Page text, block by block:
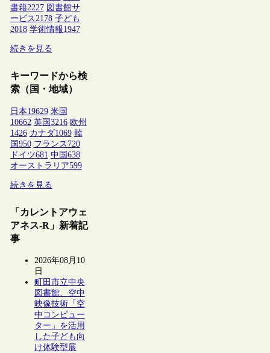
書籍2227 図書館サ
ービス2178 子ども
2018 学術情報1947
続きを見る
キーワードから検
索（国・地域）
日本19629 米国
10662 英国 3216 欧州
1426 カナダ1069 韓
国 950 フランス 720
ドイツ681 中国 638
オーストラリア599
続きを見る
「カレントアウェ
アネス-R」新着記
事
2026年08月10
日
町田市立中央
図書館、空中
映像技術「空
中コンピュー
ター」を活用
した子ども向
け体験型展